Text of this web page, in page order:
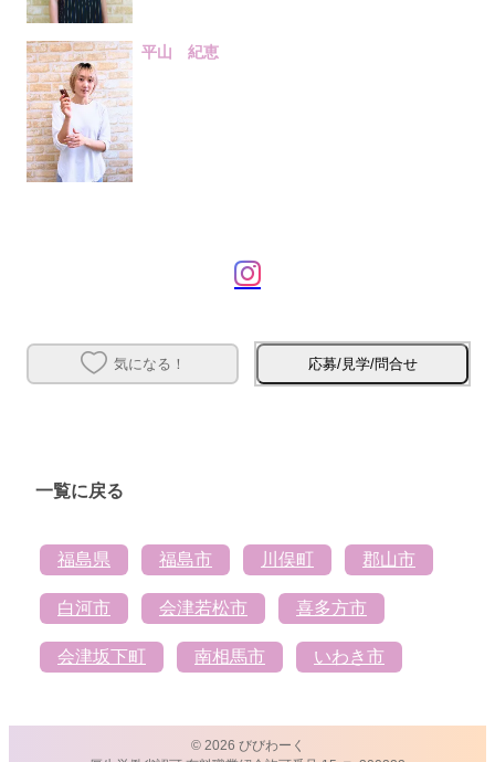
平山 紀恵
気になる！ 応募/見学/問合せ
一覧に戻る
福島県 福島市 川俣町 郡山市
白河市 会津若松市 喜多方市
会津坂下町 南相馬市 いわき市
© 2026 びびわーく